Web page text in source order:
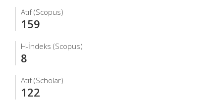
Atıf (Scopus)
159
H-İndeks (Scopus)
8
Atıf (Scholar)
122